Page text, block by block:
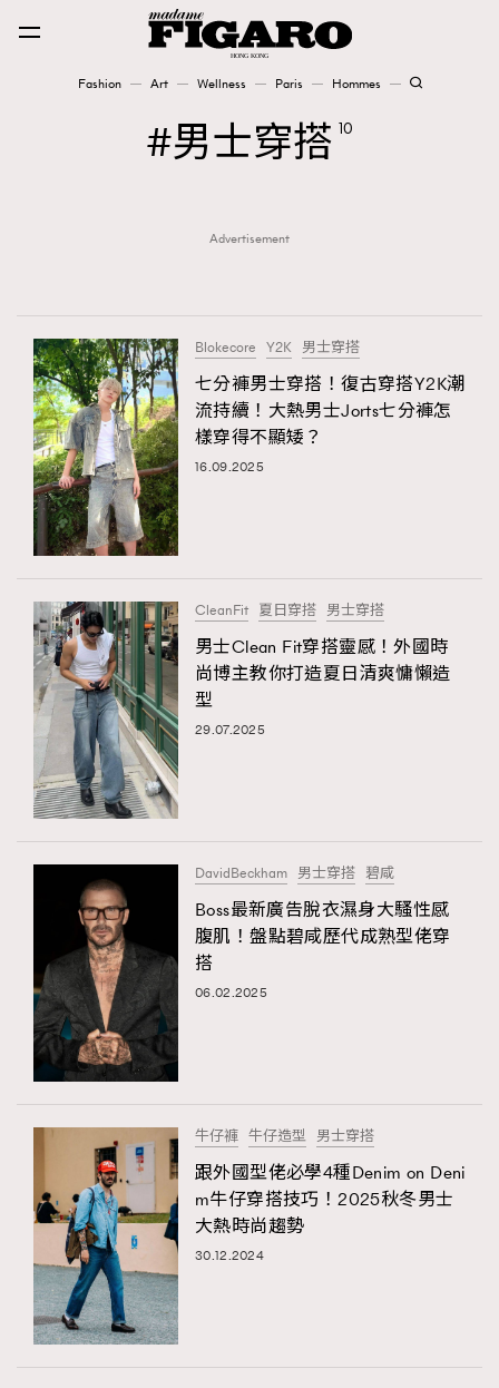
Fashion Art Wellness Paris Hommes
Fashion
Paris
Hommes
AFrenchMind
DressLikeAParisienne 1
EmpowerF 103
FashionWeek 191
FigaroAesthetic
FigaroBeautyRitual
FigaroCeleb 547
FigaroCinéma 281
FigaroDigitalCover 17
FigaroExhibition 12
FigaroExpert
FigaroHub
FigaroIcon
FigaroInsight 156
FigaroIssue 271
FigaroJewellery
FigaroMasterclass 20
#FigaroExhibition Wyman 揭曉 Figaro Exhibition
第二站！
法國五月French May專訪四位香港文藝代表
男士穿搭 10
Advertisement
Blokecore Y2K 男士穿搭
七分褲男士穿搭！復古穿搭Y2K潮
流持續！大熱男士Jorts七分褲怎
樣穿得不顯矮？
16.09.2025
CleanFit 夏日穿搭 男士穿搭
男士Clean Fit穿搭靈感！外國時
尚博主教你打造夏日清爽慵懶造
型
29.07.2025
DavidBeckham 男士穿搭 碧咸
Boss最新廣告脫衣濕身大騷性感
腹肌！盤點碧咸歷代成熟型佬穿
搭
06.02.2025
牛仔褲 牛仔造型 男士穿搭
跟外國型佬必學4種Denim on Deni
m牛仔穿搭技巧！2025秋冬男士
大熱時尚趨勢
30.12.2024